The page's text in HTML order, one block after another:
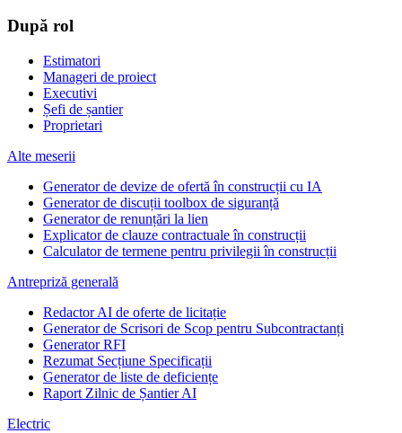
După rol
Estimatori
Manageri de proiect
Executivi
Șefi de șantier
Proprietari
Alte meserii
Generator de devize de ofertă în construcții cu IA
Generator de discuții toolbox de siguranță
Generator de renunțări la lien
Explicator de clauze contractuale în construcții
Calculator de termene pentru privilegii în construcții
Antrepriză generală
Redactor AI de oferte de licitație
Generator de Scrisori de Scop pentru Subcontractanți
Generator RFI
Rezumat Secțiune Specificații
Generator de liste de deficiențe
Raport Zilnic de Șantier AI
Electric